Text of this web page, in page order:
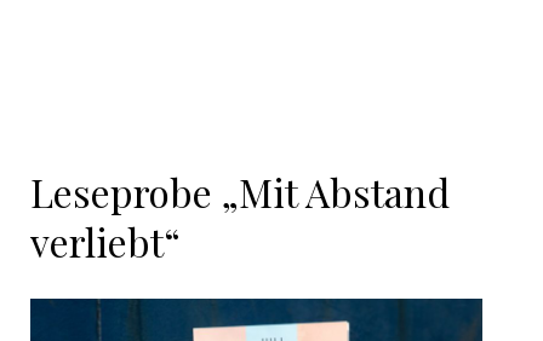
Leseprobe „Mit Abstand
verliebt“